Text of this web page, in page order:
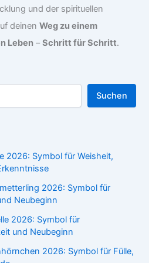
und der spirituellen
deinenWeg zu einem
Leben –Schritt für Schritt.
Suchen
2026: Symbol für Weisheit,
2026: Symbol für
Neubeginn
2026: Symbol für
und Neubeginn
2026: Symbol für Fülle,